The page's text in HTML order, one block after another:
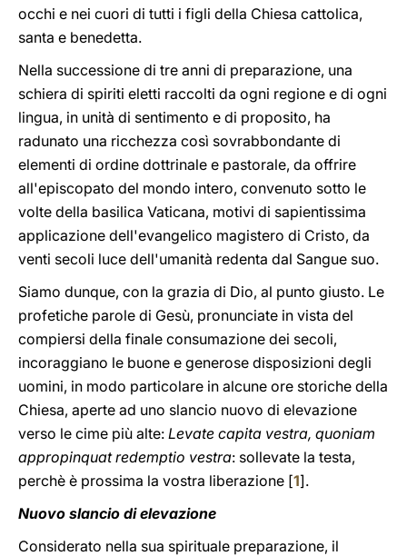
occhi e nei cuori di tutti i figli della Chiesa cattolica,
santa e benedetta.
Nella successione di tre anni di preparazione, una
schiera di spiriti eletti raccolti da ogni regione e di ogni
lingua, in unità di sentimento e di proposito, ha
radunato una ricchezza così sovrabbondante di
elementi di ordine dottrinale e pastorale, da offrire
all'episcopato del mondo intero, convenuto sotto le
volte della basilica Vaticana, motivi di sapientissima
applicazione dell'evangelico magistero di Cristo, da
venti secoli luce dell'umanità redenta dal Sangue suo.
Siamo dunque, con la grazia di Dio, al punto giusto. Le
profetiche parole di Gesù, pronunciate in vista del
compiersi della finale consumazione dei secoli,
incoraggiano le buone e generose disposizioni degli
uomini, in modo particolare in alcune ore storiche della
Chiesa, aperte ad uno slancio nuovo di elevazione
verso le cime più alte: Levate capita vestra, quoniam
appropinquat redemptio vestra: sollevate la testa,
perchè è prossima la vostra liberazione [1].
Nuovo slancio di elevazione
Considerato nella sua spirituale preparazione, il